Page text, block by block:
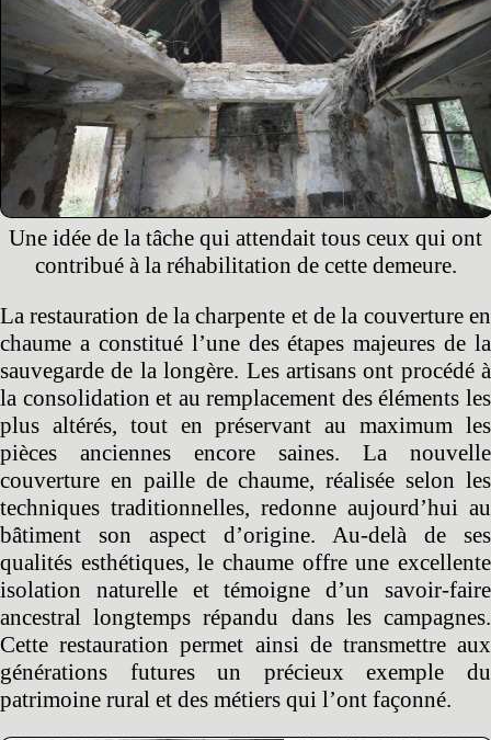
Une idée de la tâche qui attendait tous ceux qui ont
contribué à la réhabilitation de cette demeure.
La restauration de la charpente et de la couverture en
chaume a constitué l’une des étapes majeures de la
sauvegarde de la longère. Les artisans ont procédé à
la consolidation et au remplacement des éléments les
plus altérés, tout en préservant au maximum les
pièces anciennes encore saines. La nouvelle
couverture en paille de chaume, réalisée selon les
techniques traditionnelles, redonne aujourd’hui au
bâtiment son aspect d’origine. Au-delà de ses
qualités esthétiques, le chaume offre une excellente
isolation naturelle et témoigne d’un savoir-faire
ancestral longtemps répandu dans les campagnes.
Cette restauration permet ainsi de transmettre aux
générations futures un précieux exemple du
patrimoine rural et des métiers qui l’ont façonné.